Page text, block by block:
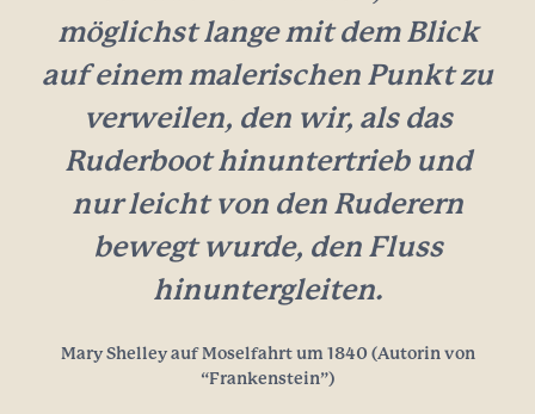
möglichst lange mit dem Blick
auf einem malerischen Punkt zu
verweilen, den wir, als das
Ruderboot hinuntertrieb und
nur leicht von den Ruderern
bewegt wurde, den Fluss
hinuntergleiten.
Mary Shelley auf Moselfahrt um 1840 (Autorin von
“Frankenstein”)